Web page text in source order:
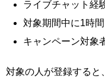
ライブチャット経
対象期間中に1時
キャンペーン対象
対象の人が登録すると